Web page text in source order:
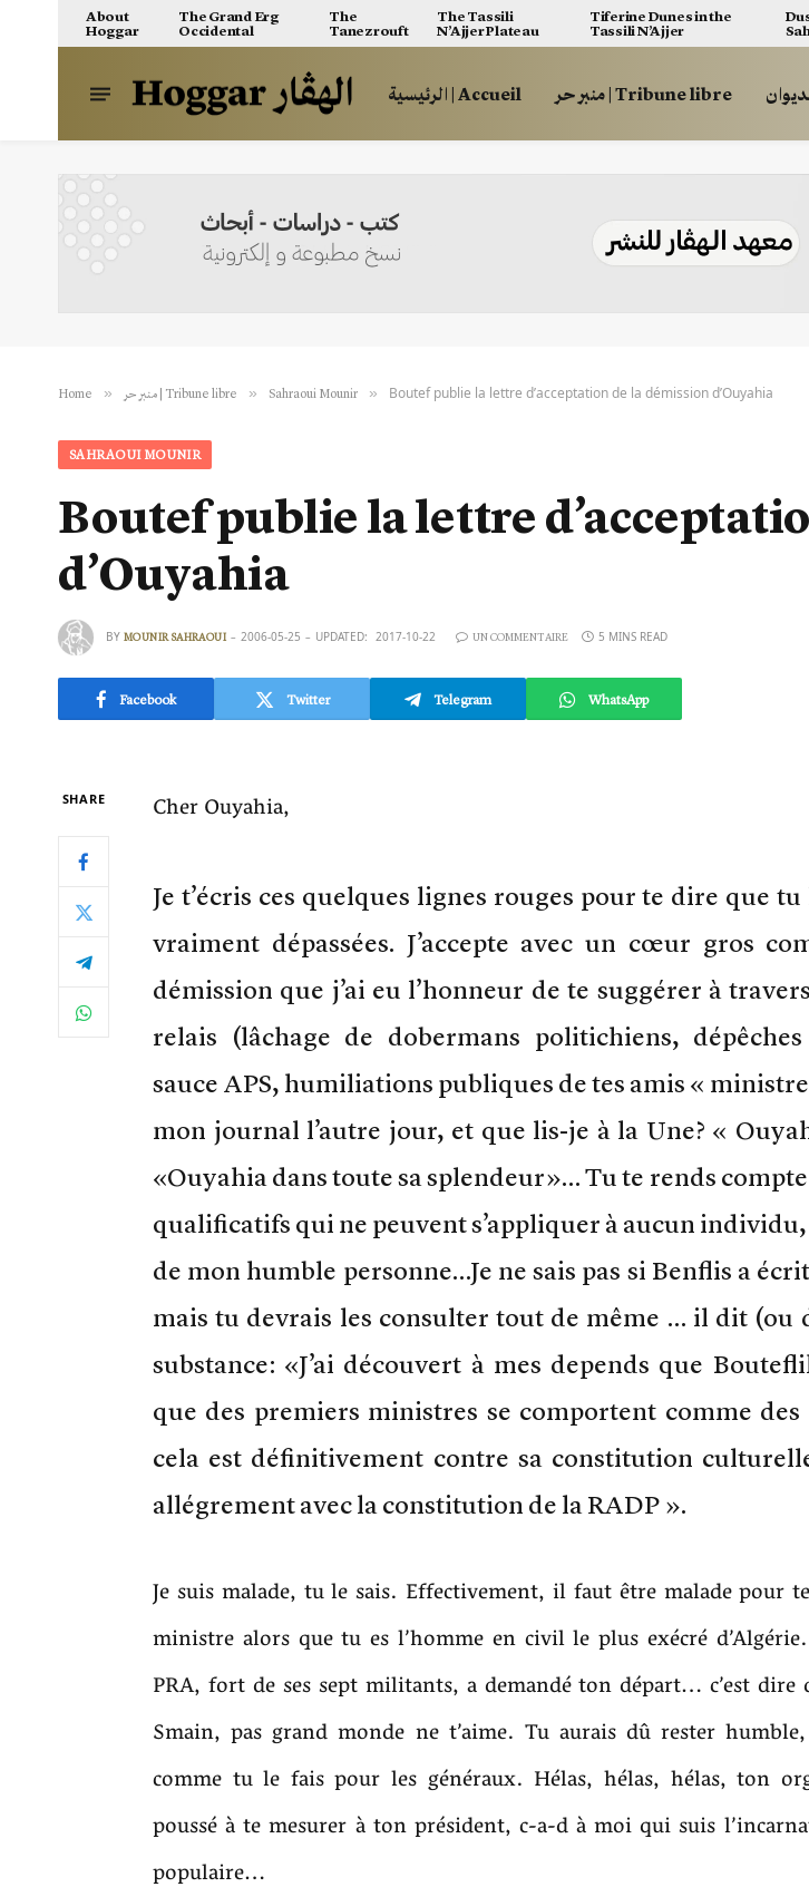
About
Hoggar
The Grand Erg
Occidental
The
Tanezrouft
The Tassili
N’Ajjer Plateau
Tiferine Dunes in the
Tassili N’Ajjer
الرئيسية | Accueil منبر حر | Tribune libre
Home » منبر حر | Tribune libre » Sahraoui Mounir » Boutef publie la lettre d’acceptation de la démission d’Ouyahia
SAHRAOUI MOUNIR
Boutef publie la lettre
d’Ouyahia
BY MOUNIR SAHRAOUI 2006-05-25 UPDATED: 2017-10-22 UN COMMENTAIRE 5 MINS READ
Facebook Twitter Telegram WhatsApp
SHARE Cher Ouyahia,
Je t’écris ces quelques lignes rouges pour te dire que tu
vraiment dépassées. J’accepte avec un cœur gros
démission que j’ai eu l’honneur de te suggérer à
relais (lâchage de dobermans politichiens, dépêches
sauce APS, humiliations publiques de tes amis «
mon journal l’autre jour, et que lis-je à la Une? «
«Ouyahia dans toute sa splendeur»… Tu te rends compte
qualificatifs qui ne peuvent s’appliquer à aucun
de mon humble personne…Je ne sais pas si Benflis a
mais tu devrais les consulter tout de même … il dit (ou
substance: «J’ai découvert à mes depends que
que des premiers ministres se comportent comme
cela est définitivement contre sa constitution
allégrement avec la constitution de la RADP ».
Je suis malade, tu le sais. Effectivement, il faut être malade pour
ministre alors que tu es l’homme en civil le plus exécré
PRA, fort de ses sept militants, a demandé ton départ… c’est dire
Smain, pas grand monde ne t’aime. Tu aurais dû rester
comme tu le fais pour les généraux. Hélas, hélas, hélas, ton
poussé à te mesurer à ton président, c-a-d à moi qui suis
populaire…